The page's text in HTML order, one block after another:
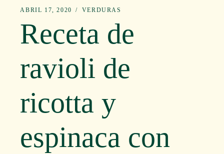
ABRIL 17, 2020 VERDURAS
Receta de
ravioli de
ricotta y
espinaca con